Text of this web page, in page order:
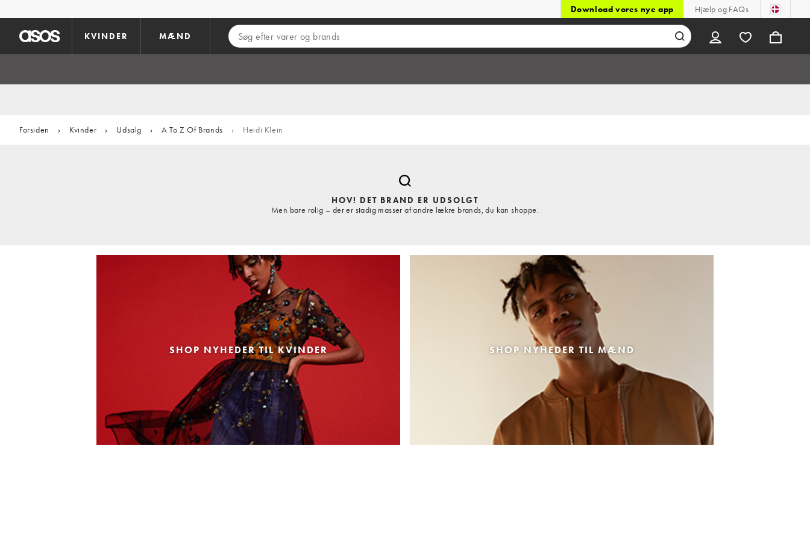
Download vores nye app Hjælp og FAQs
KVINDER MÆND
Forsiden › Kvinder › Udsalg › A To Z Of Brands › Heidi Klein
HOV! DET BRAND ER UDSOLGT
Men bare rolig – der er stadig masser af andre lækre brands, du kan shoppe.
SHOP NYHEDER TIL KVINDER SHOP NYHEDER TIL MÆND